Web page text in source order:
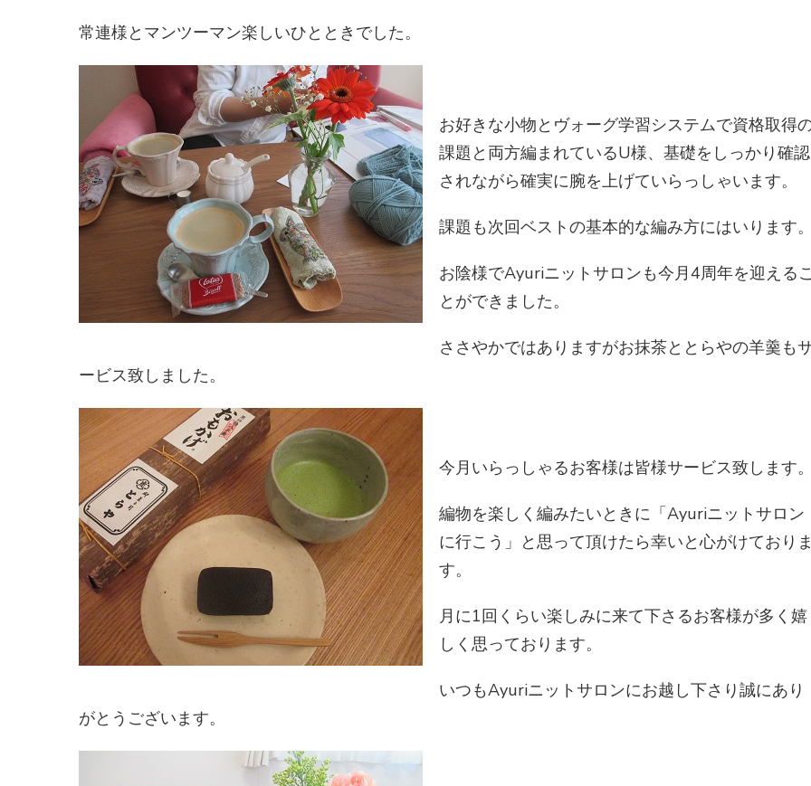
常連様とマンツーマン楽しいひとときでした。
お好きな小物とヴォーグ学習システムで資格取得
課題と両方編まれているU様、基礎をしっかり確認
されながら確実に腕を上げていらっしゃいます。
課題も次回ベストの基本的な編み方にはいります。
お陰様でAyuriニットサロンも今月4周年を迎えるこ
とができました。
ささやかではありますがお抹茶ととらやの羊羹も
ービス致しました。
今月いらっしゃるお客様は皆様サービス致します。
編物を楽しく編みたいときに「Ayuriニットサロン
に行こう」と思って頂けたら幸いと心がけておりま
す。
月に1回くらい楽しみに来て下さるお客様が多く嬉
しく思っております。
いつもAyuriニットサロンにお越し下さり誠にあり
がとうございます。